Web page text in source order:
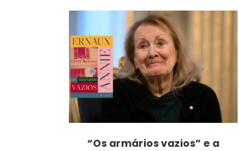
“Os armários vazios” e a